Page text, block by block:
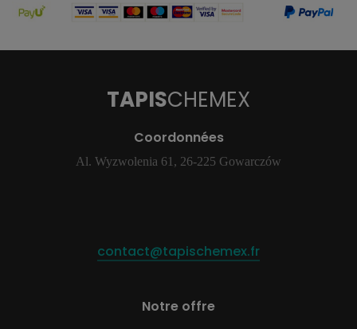
TAPISCHEMEX
Coordonnées
Al. Wyzwolenia 61, 26-225 Gowarczów
contact@tapischemex.fr
Notre offre